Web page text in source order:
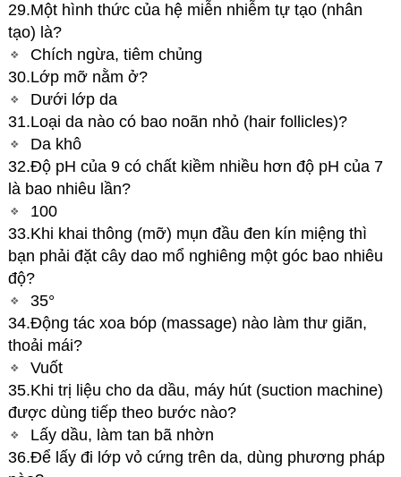
29.Một hình thức của hệ miễn nhiễm tự tạo (nhân
tạo) là?
Chích ngừa, tiêm chủng
30.Lớp mỡ nằm ở?
Dưới lớp da
31.Loại da nào có bao noãn nhỏ (hair follicles)?
Da khô
32.Độ pH của 9 có chất kiềm nhiều hơn độ pH của 7
là bao nhiêu lần?
100
33.Khi khai thông (mỡ) mụn đầu đen kín miệng thì
bạn phải đặt cây dao mổ nghiêng một góc bao nhiêu
độ?
35°
34.Động tác xoa bóp (massage) nào làm thư giãn,
thoải mái?
Vuốt
35.Khi trị liệu cho da dầu, máy hút (suction machine)
được dùng tiếp theo bước nào?
Lấy dầu, làm tan bã nhờn
36.Để lấy đi lớp vỏ cứng trên da, dùng phương pháp